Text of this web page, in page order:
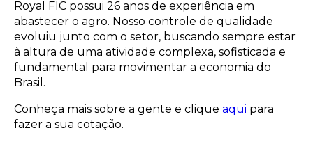
Royal FIC possui 26 anos de experiência em
abastecer o agro. Nosso controle de qualidade
evoluiu junto com o setor, buscando sempre estar
à altura de uma atividade complexa, sofisticada e
fundamental para movimentar a economia do
Brasil.
Conheça mais sobre a gente e clique aqui para
fazer a sua cotação.